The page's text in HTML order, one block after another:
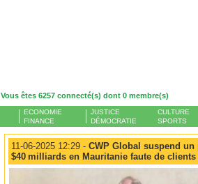
Vous êtes 6257 connecté(s) dont 0 membre(s)
ECONOMIE
FINANCE
JUSTICE
DÉMOCRATIE
CULTURE
SPORTS
11-06-2025 12:29 - CWP Global suspend
$40 milliards en Mauritanie faute de clients